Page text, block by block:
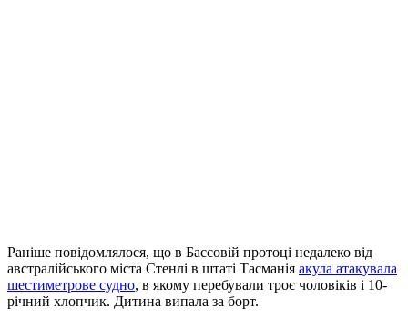
Раніше повідомлялося, що в Бассовій протоці недалеко від
австралійського міста Стенлі в штаті Тасманія акула атакувала
шестиметрове судно, в якому перебували троє чоловіків і 10-
річний хлопчик. Дитина випала за борт.